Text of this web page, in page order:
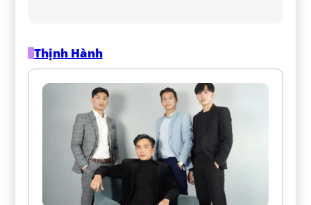
Thịnh Hành